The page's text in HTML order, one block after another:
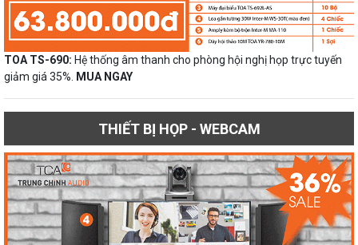
TOA TS-690: Hệ thống âm thanh cho phòng hội nghị họp trực tuyến
giảm giá 35%.
MUA NGAY
THIẾT BỊ HỌP - WEBCAM